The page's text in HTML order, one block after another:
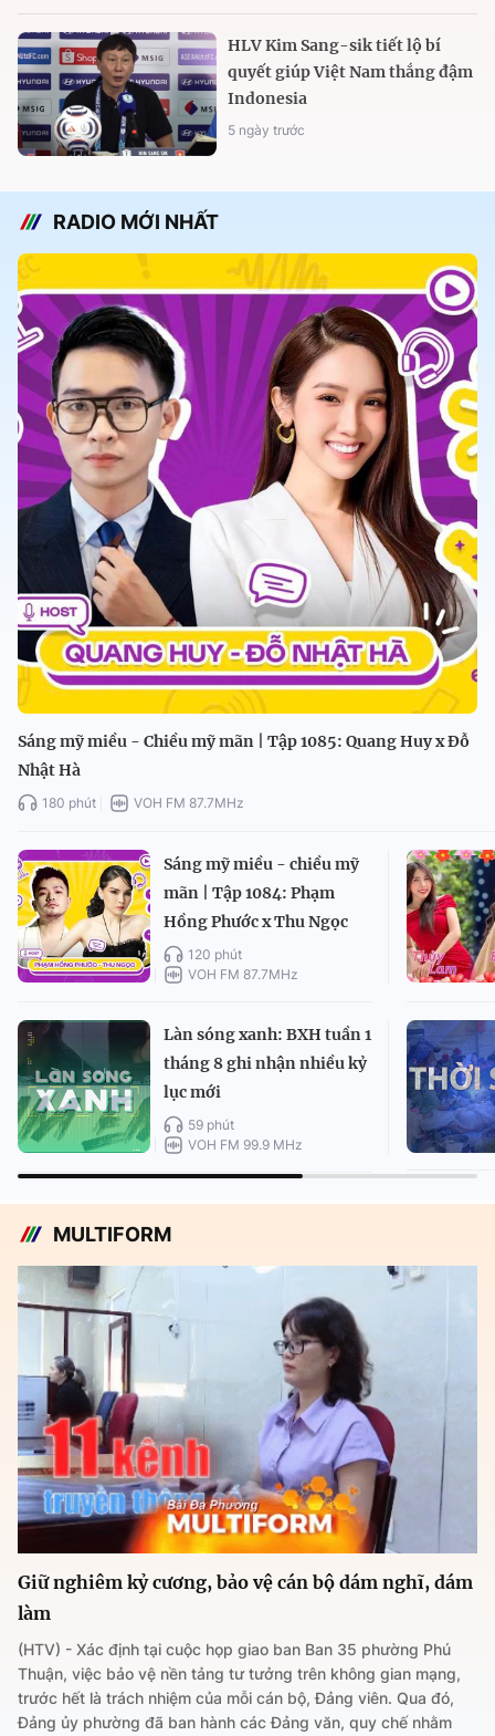
HLV Kim Sang-sik tiết lộ bí
quyết giúp Việt Nam thắng đậm
Indonesia
5 ngày trước
RADIO MỚI NHẤT
Sáng mỹ miều - Chiều mỹ mãn | Tập 1085: Quang Huy x Đỗ
Nhật Hà
180 phút VOH FM 87.7MHz
Sáng mỹ miều - chiều mỹ
mãn | Tập 1084: Phạm
Hồng Phước x Thu Ngọc
120 phút
VOH FM 87.7MHz
Làn sóng xanh: BXH tuần 1
tháng 8 ghi nhận nhiều kỷ
lục mới
59 phút
VOH FM 99.9 MHz
MULTIFORM
Giữ nghiêm kỷ cương, bảo vệ cán bộ dám nghĩ, dám
làm
(HTV) - Xác định tại cuộc họp giao ban Ban 35 phường Phú
Thuận, việc bảo vệ nền tảng tư tưởng trên không gian mạng,
trước hết là trách nhiệm của mỗi cán bộ, Đảng viên. Qua đó,
Đảng ủy phường đã ban hành các Đảng văn, quy chế nhằm